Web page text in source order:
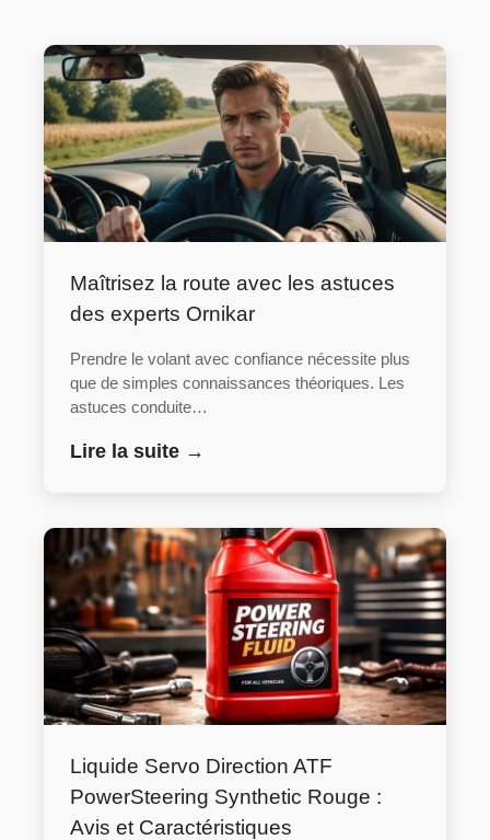
Maîtrisez la route avec les astuces
des experts Ornikar
Prendre le volant avec confiance nécessite plus
que de simples connaissances théoriques. Les
astuces conduite…
Lire la suite →
Liquide Servo Direction ATF
PowerSteering Synthetic Rouge :
Avis et Caractéristiques